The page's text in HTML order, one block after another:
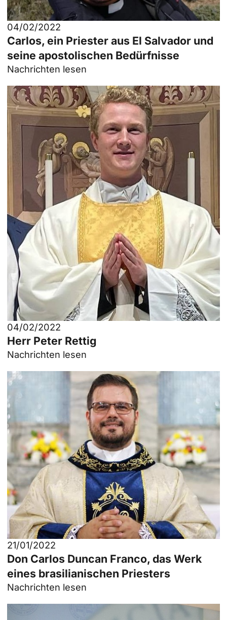
04/02/2022
Carlos, ein Priester aus El Salvador und
seine apostolischen Bedürfnisse
Nachrichten lesen
04/02/2022
Herr Peter Rettig
Nachrichten lesen
21/01/2022
Don Carlos Duncan Franco, das Werk
eines brasilianischen Priesters
Nachrichten lesen